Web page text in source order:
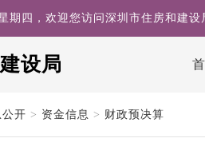
期四，欢迎您访问深圳市住房和建设
设局
开 > 资金信息 > 财政预决算